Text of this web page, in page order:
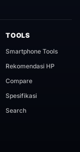
TOOLS
Smartphone Tools
Rekomendasi HP
Compare
Spesifikasi
Search